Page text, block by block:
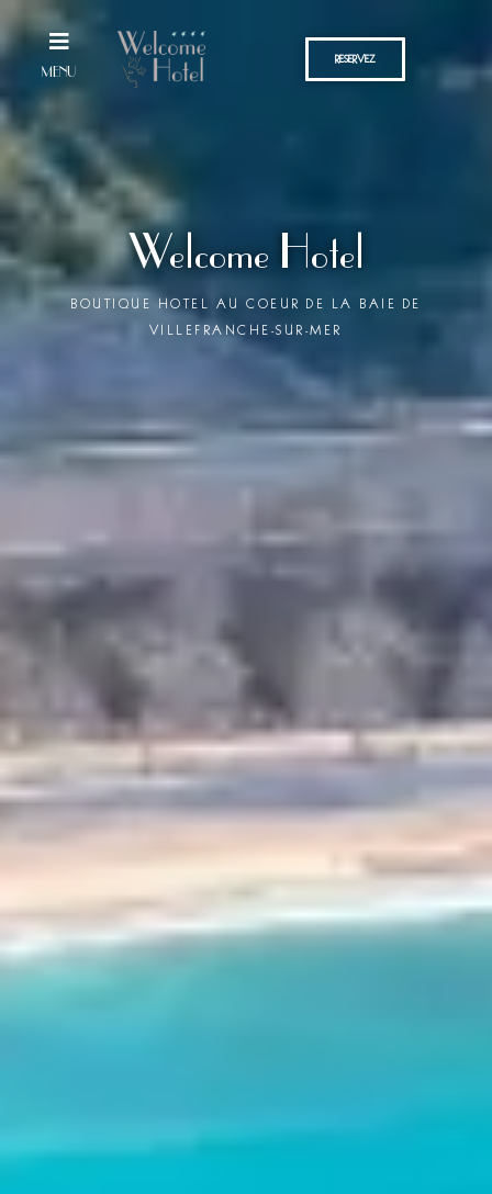
contenuMENU
RESERVEZ
Welcome Hotel
BOUTIQUE HOTEL AU COEUR DE LA BAIE DE
VILLEFRANCHE-SUR-MER